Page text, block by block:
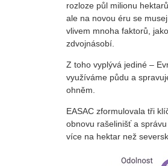
rozloze půl milionu
ale na novou éru se
vlivem mnoha faktorů,
zdvojnásobí.
Z toho vyplývá jediné –
využíváme půdu a
ohněm.
EASAC zformulovala tři
obnovu rašelinišť a
více na hektar než